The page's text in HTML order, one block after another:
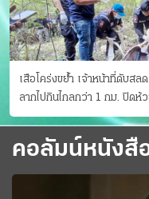
เสือโคร่งขย้ำ เจ้าหน้าที่ดับสลด
ลากไปกินไกลกว่า 1 กม. ปิดห้
ขาแข้งชั่วคราว
คอลัมน์หนังสื